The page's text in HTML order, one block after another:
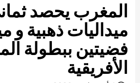
المغرب يحصد
ميداليات ذهبية و
فضيتين ببطولة
الأفريقية